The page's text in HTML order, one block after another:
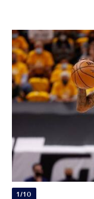
1/10